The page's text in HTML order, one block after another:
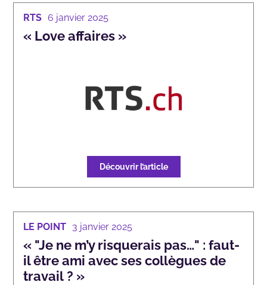
RTS 6 janvier 2025
« Love affaires »
Découvrir l’article
LE POINT 3 janvier 2025
« "Je ne m’y risquerais pas…" : faut-
il être ami avec ses collègues de
travail ? »